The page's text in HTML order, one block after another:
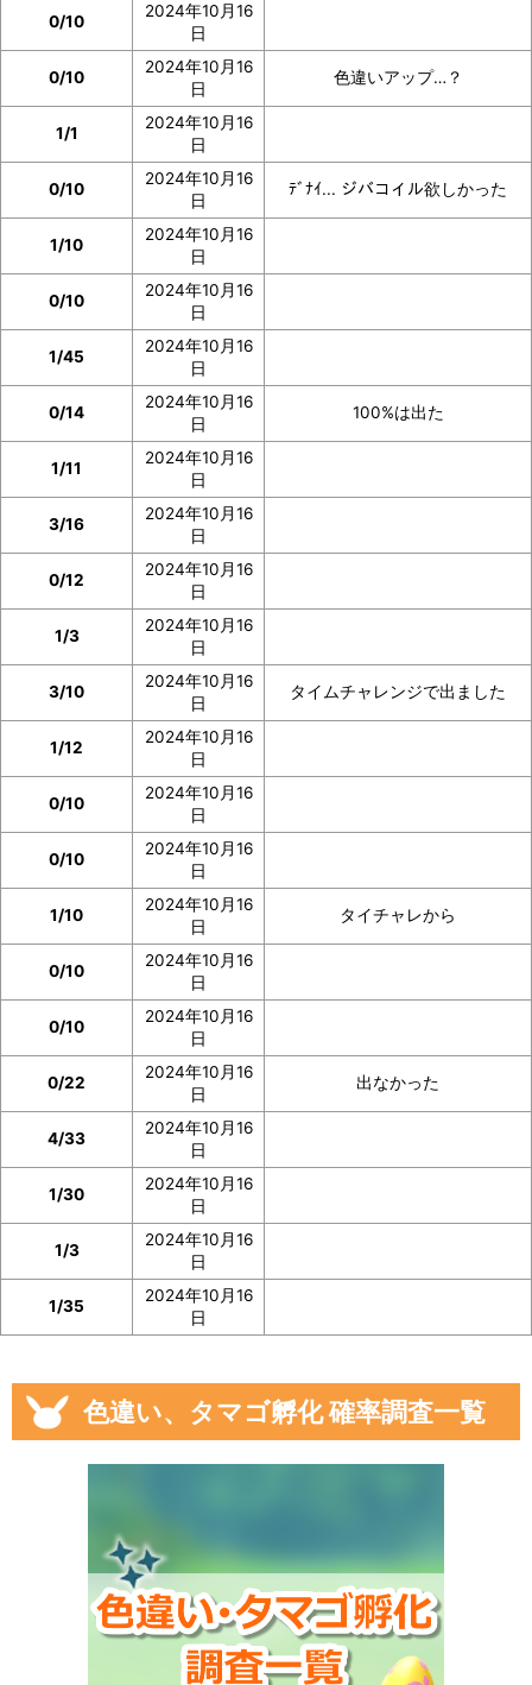
0/10
2024年10月16
日
0/10
2024年10月16
日
色違いアップ…？
1/1
2024年10月16
日
0/10
2024年10月16
日
ﾃﾞﾅｲ... ジバコイル欲しかった
1/10
2024年10月16
日
0/10
2024年10月16
日
1/45
2024年10月16
日
0/14
2024年10月16
日
100%は出た
1/11
2024年10月16
日
3/16
2024年10月16
日
0/12
2024年10月16
日
1/3
2024年10月16
日
3/10
2024年10月16
日
タイムチャレンジで出ました
1/12
2024年10月16
日
0/10
2024年10月16
日
0/10
2024年10月16
日
1/10
2024年10月16
日
タイチャレから
0/10
2024年10月16
日
0/10
2024年10月16
日
0/22
2024年10月16
日
出なかった
4/33
2024年10月16
日
1/30
2024年10月16
日
1/3
2024年10月16
日
1/35
2024年10月16
日
色違い、タマゴ孵化 確率調査一覧